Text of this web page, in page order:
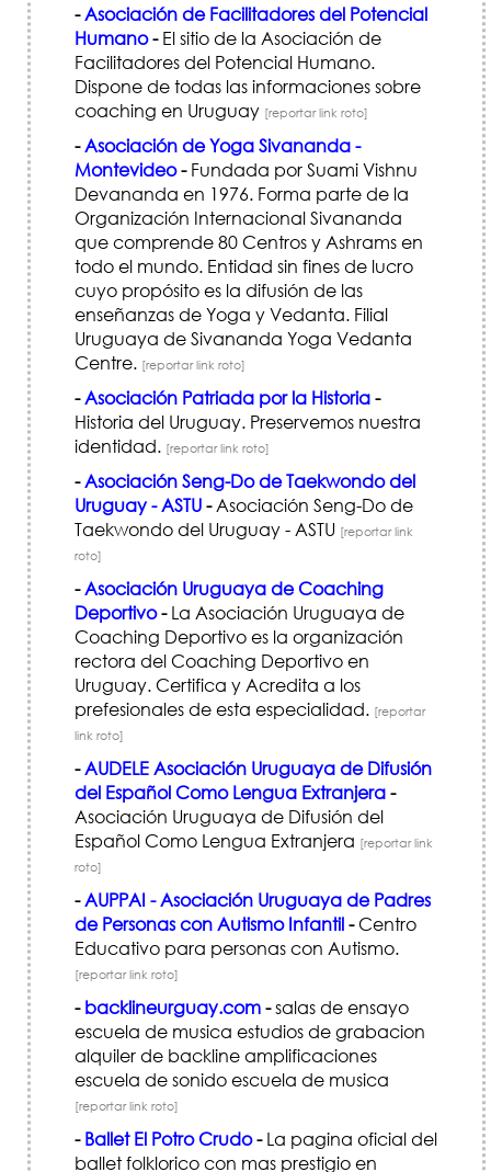
-Asociación de Facilitadores del Potencial
Humano-El sitio de la Asociación de
Facilitadores del Potencial Humano.
Dispone de todas las informaciones sobre
coaching en Uruguay [reportar link roto]
-Asociación de Yoga Sivananda -
Montevideo-Fundada por Suami Vishnu
Devananda en 1976. Forma parte de la
Organización Internacional Sivananda
que comprende 80 Centros y Ashrams en
todo el mundo. Entidad sin fines de lucro
cuyo propósito es la difusión de las
enseñanzas de Yoga y Vedanta. Filial
Uruguaya de Sivananda Yoga Vedanta
Centre. [reportar link roto]
-Asociación Patriada por la Historia-
Historia del Uruguay. Preservemos nuestra
identidad. [reportar link roto]
-Asociación Seng-Do de Taekwondo del
Uruguay - ASTU-Asociación Seng-Do de
Taekwondo del Uruguay - ASTU [reportar link
roto]
-Asociación Uruguaya de Coaching
Deportivo-La Asociación Uruguaya de
Coaching Deportivo es la organización
rectora del Coaching Deportivo en
Uruguay. Certifica y Acredita a los
prefesionales de esta especialidad. [reportar
link roto]
-AUDELE Asociación Uruguaya de Difusión
del Español Como Lengua Extranjera-
Asociación Uruguaya de Difusión del
Español Como Lengua Extranjera [reportar link
roto]
-AUPPAI - Asociación Uruguaya de Padres
de Personas con Autismo Infantil-Centro
Educativo para personas con Autismo.
[reportar link roto]
- backlineurguay.com-salas de ensayo
escuela de musica estudios de grabacion
alquiler de backline amplificaciones
escuela de sonido escuela de musica
[reportar link roto]
- Ballet El Potro Crudo-La pagina oficial del
ballet folklorico con mas prestigio en